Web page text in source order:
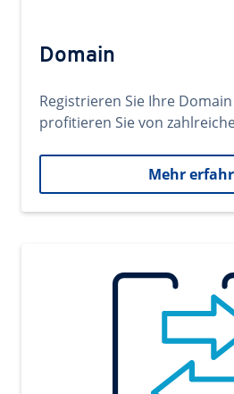
Domain
Registrieren Sie Ihre
profitieren Sie von
Mehr